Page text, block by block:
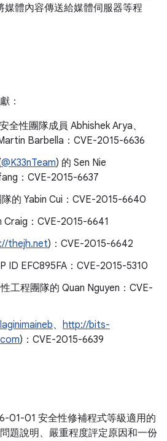
媒體內容傳送給媒體伺服器等程
：
全性團隊成員 Abhishek Arya、
Barbella：CVE-2015-6636
@K33nTeam) 的 Sen Nie
：CVE-2015-6637
的 Yabin Cui：CVE-2015-6640
Craig：CVE-2015-6641
thejh.net)：CVE-2015-6642
ID EFC895FA：CVE-2015-5310
工程團隊的 Quan Nguyen：CVE-
、 http://bits-
)：CVE-2015-6639
01-01 安全性修補程式等級適用的
題說明、嚴重程度評定原因和一份